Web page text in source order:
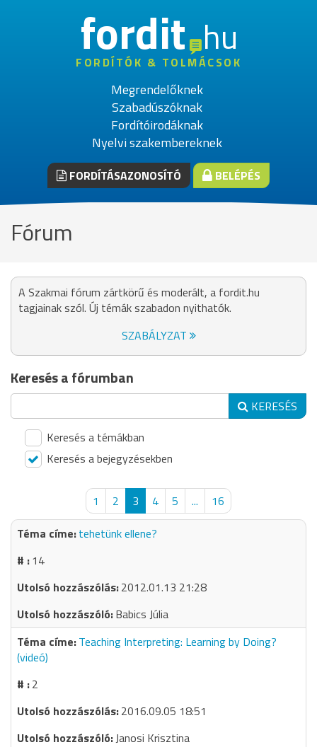
fordithu
FORDÍTÓK & TOLMÁCSOK
Megrendelőknek
Szabadúszóknak
Fordítóirodáknak
Nyelvi szakembereknek
FORDÍTÁSAZONOSÍTÓ BELÉPÉS
Fórum
A Szakmai fórum zártkörű és moderált, a fordit.hu
tagjainak szól. Új témák szabadon nyithatók.
SZABÁLYZAT
Keresés a fórumban
KERESÉS
Keresés a témákban
Keresés a bejegyzésekben
1 2 3 4 5 ...
16
tehetünk ellene?
14
2012.01.13 21:28
Babics Júlia
Teaching Interpreting: Learning by Doing?
(videó)
2
2016.09.05 18:51
Janosi Krisztina